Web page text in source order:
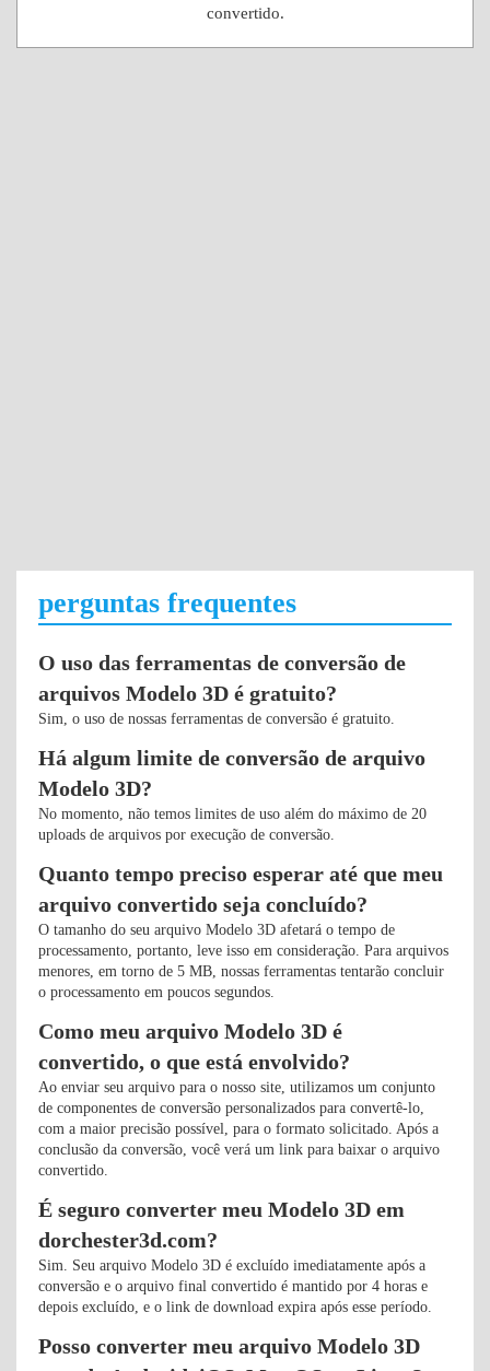
convertido.
perguntas frequentes
O uso das ferramentas de conversão de
arquivos Modelo 3D é gratuito?
Sim, o uso de nossas ferramentas de conversão é gratuito.
Há algum limite de conversão de arquivo
Modelo 3D?
No momento, não temos limites de uso além do máximo de 20
uploads de arquivos por execução de conversão.
Quanto tempo preciso esperar até que meu
arquivo convertido seja concluído?
O tamanho do seu arquivo Modelo 3D afetará o tempo de
processamento, portanto, leve isso em consideração. Para arquivos
menores, em torno de 5 MB, nossas ferramentas tentarão concluir
o processamento em poucos segundos.
Como meu arquivo Modelo 3D é
convertido, o que está envolvido?
Ao enviar seu arquivo para o nosso site, utilizamos um conjunto
de componentes de conversão personalizados para convertê-lo,
com a maior precisão possível, para o formato solicitado. Após a
conclusão da conversão, você verá um link para baixar o arquivo
convertido.
É seguro converter meu Modelo 3D em
dorchester3d.com?
Sim. Seu arquivo Modelo 3D é excluído imediatamente após a
conversão e o arquivo final convertido é mantido por 4 horas e
depois excluído, e o link de download expira após esse período.
Posso converter meu arquivo Modelo 3D